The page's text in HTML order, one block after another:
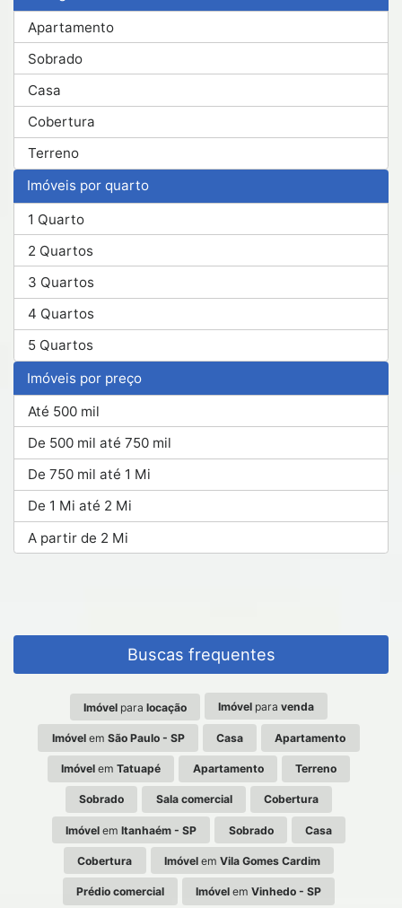
Apartamento
Sobrado
Casa
Cobertura
Terreno
Imóveis por quarto
1 Quarto
2 Quartos
3 Quartos
4 Quartos
5 Quartos
Imóveis por preço
Até 500 mil
De 500 mil até 750 mil
De 750 mil até 1 Mi
De 1 Mi até 2 Mi
A partir de 2 Mi
Buscas frequentes
Imóvelpara locação Imóvel paravenda
Imóvelem São Paulo - SP Casa Apartamento
Imóvel emTatuapé Apartamento Terreno
Sobrado Sala comercial Cobertura
Imóvel emItanhaém - SP Sobrado Casa
Cobertura Imóvelem Vila Gomes Cardim
Prédio comercial Imóvel emVinhedo - SP